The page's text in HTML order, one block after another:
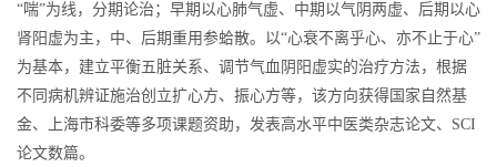
“喘”为线，分期论治；早期以心肺气虚、中期以气阴两虚、后期以心
肾阳虚为主，中、后期重用参蛤散。以“心衰不离乎心、亦不止于心”
为基本，建立平衡五脏关系、调节气血阴阳虚实的治疗方法，根据
不同病机辨证施治创立扩心方、振心方等，该方向获得国家自然基
金、上海市科委等多项课题资助，发表高水平中医类杂志论文、SCI
论文数篇。